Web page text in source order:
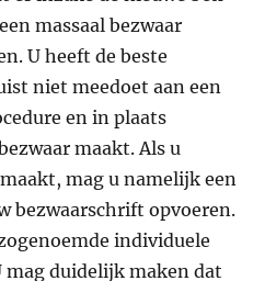
massaal bezwaar
U heeft de beste
niet meedoet aan een
en in plaats
maakt. Als u
mag u namelijk een
bezwaarschrift opvoeren.
individuele
mag duidelijk maken dat